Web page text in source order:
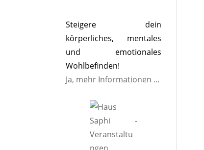
Steigere dein
körperliches, mentales
und emotionales
Wohlbefinden!
Ja, mehr Informationen ...